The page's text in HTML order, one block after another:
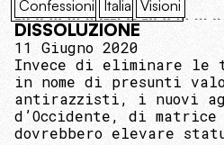
Confessioni Italia Visioni
DISSOLUZIONE
11 Giugno 2020
Invece di eliminare le
in nome di presunti
antirazzisti, i nuovi
d’Occidente, di matrice
dovrebbero elevare